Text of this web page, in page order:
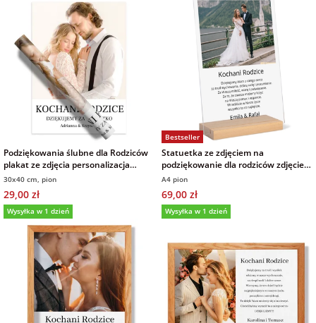
Podziękowania ślubne dla Rodziców
plakat ze zdjęcia personalizacja
tekstem 30x40 cm
30x40 cm, pion
29,00 zł
Wysyłka w 1 dzień
Bestseller
Statuetka ze zdjęciem na
podziękowanie dla rodziców zdjęcie
na szkle akrylowym 21x30 cm
A4 pion
69,00 zł
Wysyłka w 1 dzień